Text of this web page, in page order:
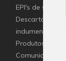
EPI's de saúde
Descartáveis
indumentária
Produtos
catering (Canal
Comunicação